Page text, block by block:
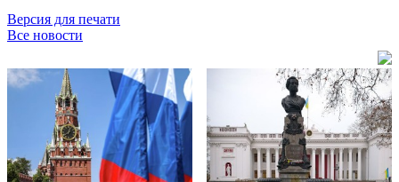
Версия для печати
Все новости